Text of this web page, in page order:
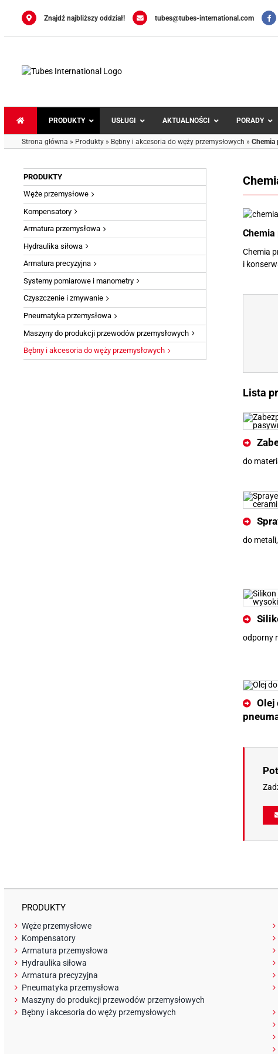
Znajdź najbliższy oddział! tubes@tubes-international.com
PRODUKTY USŁUGI AKTUALNOŚCI PORADY
Strona główna » Produkty » Bębny i akcesoria do węży przemysłowych » Chemia
Chemia
i
Lista
do
do
odporny
Olej
PRODUKTY
Węże przemysłowe
Kompensatory
Armatura przemysłowa
Hydraulika siłowa
Armatura precyzyjna
Systemy pomiarowe i manometry
Czyszczenie i zmywanie
Pneumatyka przemysłowa
Maszyny do produkcji przewodów przemysłowych
Bębny i akcesoria do węży przemysłowych
PRODUKTY
Węże przemysłowe
Kompensatory
Armatura przemysłowa
Hydraulika siłowa
Armatura precyzyjna
Pneumatyka przemysłowa
Maszyny do produkcji przewodów przemysłowych
Bębny i akcesoria do węży przemysłowych